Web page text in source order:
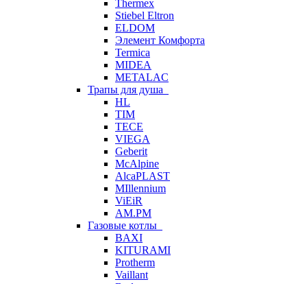
Thermex
Stiebel Eltron
ELDOM
Элемент Комфорта
Termica
MIDEA
METALAC
Трапы для душа
HL
TIM
TECE
VIEGA
Geberit
McAlpine
AlcaPLAST
MIllennium
ViEiR
AM.PM
Газовые котлы
BAXI
KITURAMI
Protherm
Vaillant